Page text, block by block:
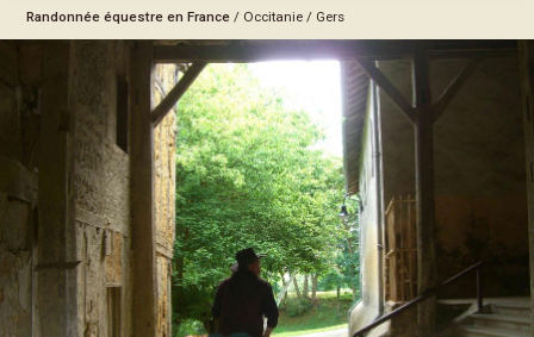
Randonnée équestre en France / Occitanie / Gers